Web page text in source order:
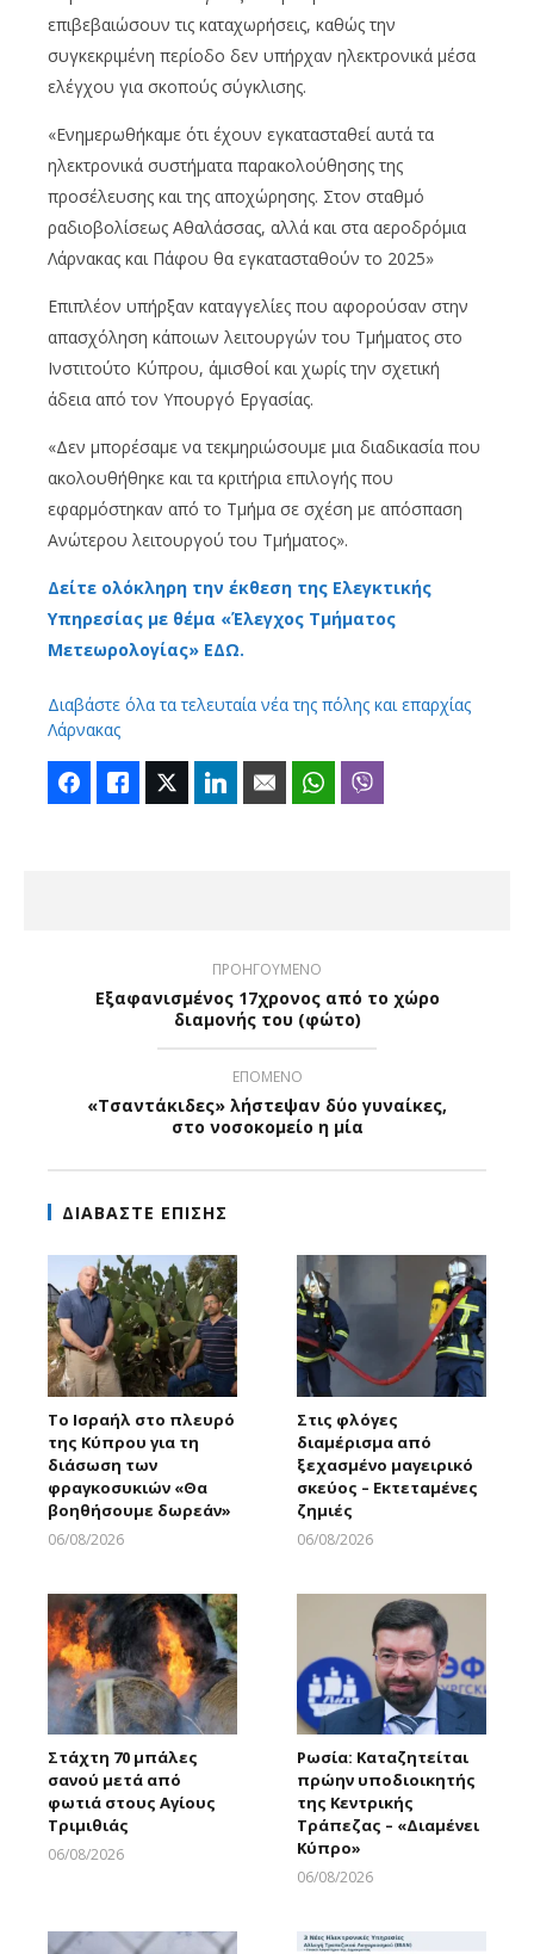
επιβεβαιώσουν τις καταχωρήσεις, καθώς την
συγκεκριμένη περίοδο δεν υπήρχαν ηλεκτρονικά μέσα
ελέγχου για σκοπούς σύγκλισης.
«Ενημερωθήκαμε ότι έχουν εγκατασταθεί αυτά τα
ηλεκτρονικά συστήματα παρακολούθησης της
προσέλευσης και της αποχώρησης. Στον σταθμό
ραδιοβολίσεως Αθαλάσσας, αλλά και στα αεροδρόμια
Λάρνακας και Πάφου θα εγκατασταθούν το 2025»
Επιπλέον υπήρξαν καταγγελίες που αφορούσαν στην
απασχόληση κάποιων λειτουργών του Τμήματος στο
Ινστιτούτο Κύπρου, άμισθοί και χωρίς την σχετική
άδεια από τον Υπουργό Εργασίας.
«Δεν μπορέσαμε να τεκμηριώσουμε μια διαδικασία που
ακολουθήθηκε και τα κριτήρια επιλογής που
εφαρμόστηκαν από το Τμήμα σε σχέση με απόσπαση
Ανώτερου λειτουργού του Τμήματος».
Δείτε ολόκληρη την έκθεση της Ελεγκτικής
Υπηρεσίας με θέμα «Έλεγχος Τμήματος
Μετεωρολογίας» ΕΔΩ.
Διαβάστε όλα τα τελευταία νέα της πόλης και επαρχίας
Λάρνακας
FacebookLike Twitter LinkedIn Email WhatsApp
ΠΡΟΗΓΟΥΜΕΝΟ
Εξαφανισμένος 17χρονος από το χώρο
διαμονής του (φώτο)
ΕΠΟΜΕΝΟ
«Τσαντάκιδες» λήστεψαν δύο γυναίκες,
στο νοσοκομείο η μία
ΔΙΑΒΑΣΤΕ ΕΠΙΣΗΣ
Το Ισραήλ στο πλευρό
της Κύπρου για τη
διάσωση των
φραγκοσυκιών «Θα
βοηθήσουμε δωρεάν»
06/08/2026
Στις φλόγες
διαμέρισμα από
ξεχασμένο μαγειρικό
σκεύος – Εκτεταμένες
ζημιές
06/08/2026
Στάχτη 70 μπάλες
σανού μετά από
φωτιά στους Αγίους
Τριμιθιάς
06/08/2026
Ρωσία: Καταζητείται
πρώην υποδιοικητής
της Κεντρικής
Τράπεζας – «Διαμένει
Κύπρο»
06/08/2026